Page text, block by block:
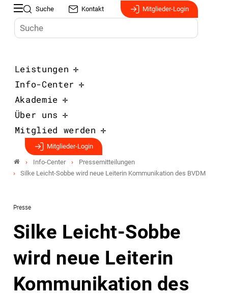
Suche Kontakt Mitglieder-Login
Leistungen
Info-Center
Akademie
Über uns
Mitglied werden
Mitglieder-Login
Info-Center
Pressemitteilungen
Silke Leicht-Sobbe wird neue Leiterin Kommunikation des BVDM
Presse
Silke Leicht-Sobbe
wird neue Leiterin
Kommunikation des